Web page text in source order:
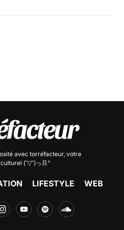
avec torréfacteur, votre
(˘▽˘)っ旦"
LIFESTYLE WEB